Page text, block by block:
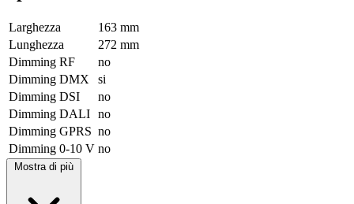
Larghezza
163 mm
Lunghezza
272 mm
Dimming RF
no
Dimming DMX
si
Dimming DSI
no
Dimming DALI no
Dimming GPRS no
Dimming 0-10 V no
Mostra di più